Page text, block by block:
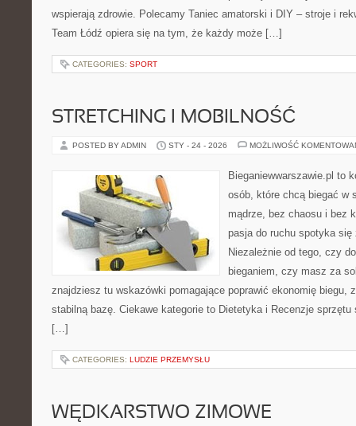
wspierają zdrowie. Polecamy Taniec amatorski i DIY – stroje i
Team Łódź opiera się na tym, że każdy może […]
CATEGORIES: SPORT
STRETCHING I MOBILNOŚĆ
POSTED BY ADMIN STY - 24 - 2026 MOŻLIWOŚĆ
Bieganiewwarszawie.pl to
osób, które chcą biegać w
mądrze, bez chaosu i bez
pasja do ruchu spotyka
Niezależnie od tego, czy
bieganiem, czy masz za
znajdziesz tu wskazówki pomagające poprawić ekonomię biegu,
stabilną bazę. Ciekawe kategorie to Dietetyka i Recenzje sprzętu
[…]
CATEGORIES: LUDZIE PRZEMYSŁU
WĘDKARSTWO ZIMOWE